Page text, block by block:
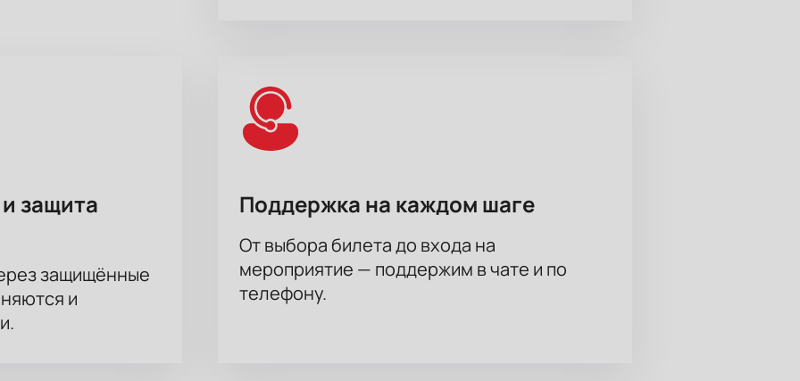
защита
защищённые
и
Поддержка на каждом шаге
От выбора билета до входа на
мероприятие — поддержим в чате и по
телефону.